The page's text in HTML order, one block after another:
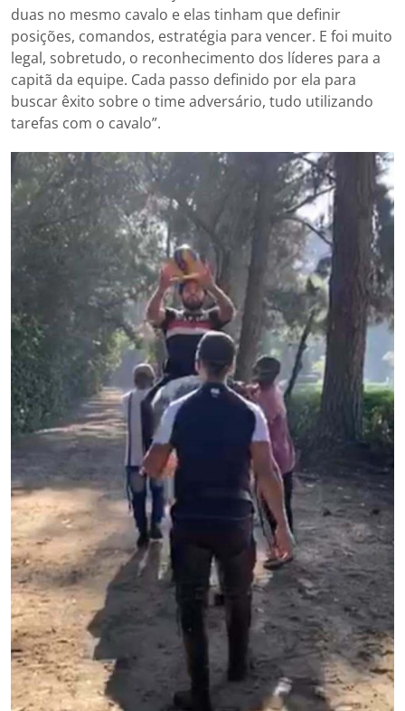
duas no mesmo cavalo e elas tinham que definir
posições, comandos, estratégia para vencer. E foi muito
legal, sobretudo, o reconhecimento dos líderes para a
capitã da equipe. Cada passo definido por ela para
buscar êxito sobre o time adversário, tudo utilizando
tarefas com o cavalo”.